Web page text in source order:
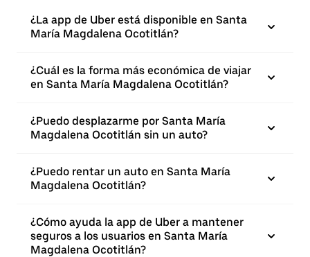
¿La app de Uber está disponible en Santa
María Magdalena Ocotitlán?
¿Cuál es la forma más económica de viajar
en Santa María Magdalena Ocotitlán?
¿Puedo desplazarme por Santa María
Magdalena Ocotitlán sin un auto?
¿Puedo rentar un auto en Santa María
Magdalena Ocotitlán?
¿Cómo ayuda la app de Uber a mantener
seguros a los usuarios en Santa María
Magdalena Ocotitlán?